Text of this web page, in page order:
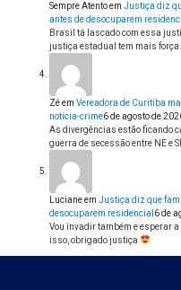
Sempre Atentoem Justiça diz
antes de desocuparem
Brasil tá lascado com essa
justiça estadual tem mais
Zéem Vereadora de Curitiba
notícia-crime6 de agosto de
As divergências estão ficando
guerra de secessão entre NE e
Lucianeem Justiça diz que
desocuparem residencial 6 de
Vou invadir também e esperar
isso, obrigado justiça